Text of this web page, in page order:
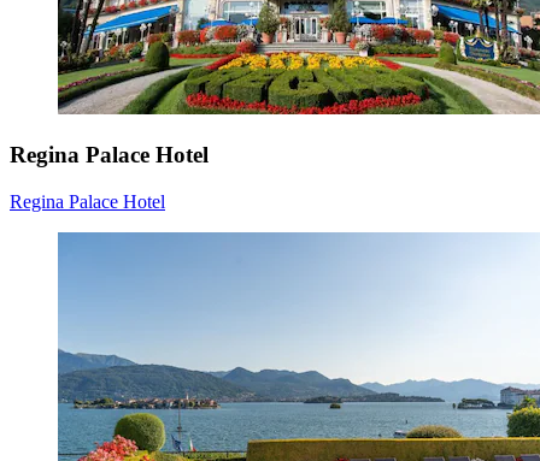
Regina Palace Hotel
Regina Palace Hotel